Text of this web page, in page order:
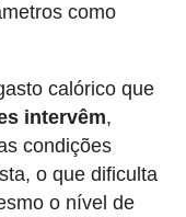
como
calórico que
intervêm,
condições
o que dificulta
o nível de